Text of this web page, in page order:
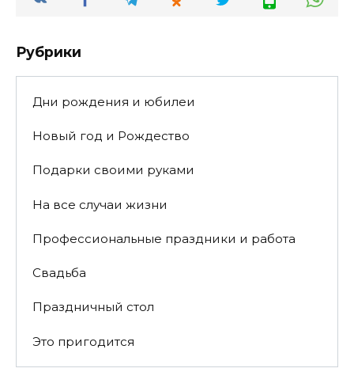
Рубрики
Дни рождения и юбилеи
Новый год и Рождество
Подарки своими руками
На все случаи жизни
Профессиональные праздники и работа
Свадьба
Праздничный стол
Это пригодится